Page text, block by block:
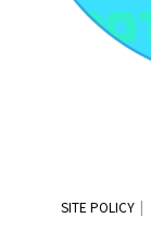
SITE POLICY